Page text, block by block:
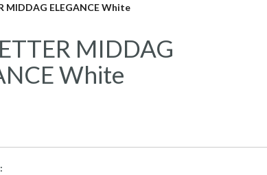
MIDDAG ELEGANCE White
MIDDAG
White